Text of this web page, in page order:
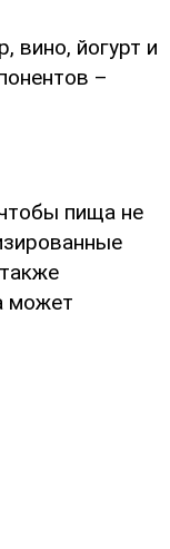
вино, йогурт и
–
пища не
может